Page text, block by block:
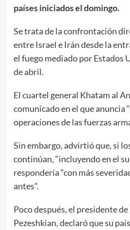
países iniciados el domingo.
Se trata de la confrontación
entre Israel e Irán desde la
el fuego mediado por Estados
de abril.
El cuartel general Khatam al
comunicado en el que anuncia
operaciones de las fuerzas
Sin embargo, advirtió que, si
continúan, “incluyendo en el
respondería “con más
antes”.
Poco después, el presidente
Pezeshkian, declaró que su